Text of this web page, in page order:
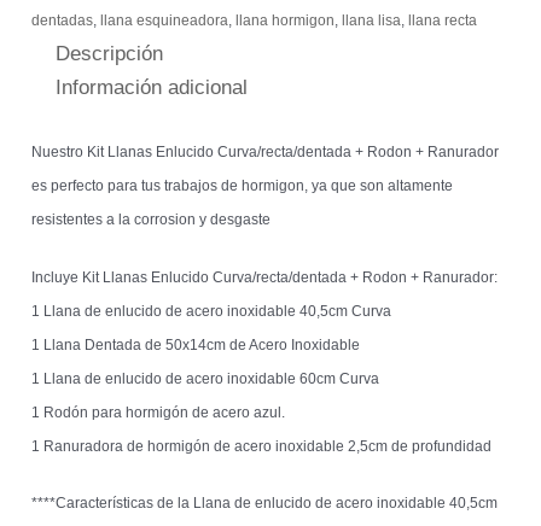
dentadas,llana esquineadora,llana hormigon,llana lisa,llana recta
Descripción
Información adicional
Nuestro Kit Llanas Enlucido Curva/recta/dentada + Rodon + Ranurador
es perfecto para tus trabajos de hormigon, ya que son altamente
resistentes a la corrosion y desgaste
Incluye Kit Llanas Enlucido Curva/recta/dentada + Rodon + Ranurador:
1 Llana de enlucido de acero inoxidable 40,5cm Curva
1 Llana Dentada de 50x14cm de Acero Inoxidable
1 Llana de enlucido de acero inoxidable 60cm Curva
1 Rodón para hormigón de acero azul.
1 Ranuradora de hormigón de acero inoxidable 2,5cm de profundidad
****Características de la Llana de enlucido de acero inoxidable 40,5cm